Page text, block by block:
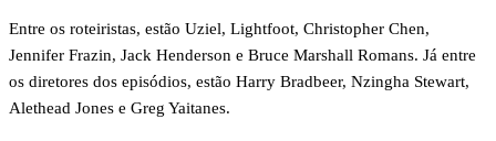
Entre os roteiristas, estão Uziel, Lightfoot, Christopher Chen,
Jennifer Frazin, Jack Henderson e Bruce Marshall Romans. Já entre
os diretores dos episódios, estão Harry Bradbeer, Nzingha Stewart,
Alethead Jones e Greg Yaitanes.